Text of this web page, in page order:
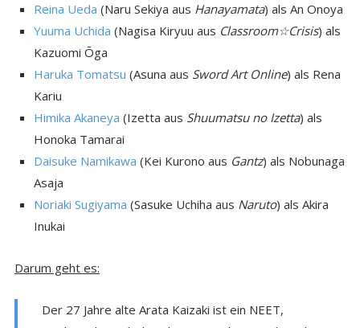
Reina Ueda (Naru Sekiya aus Hanayamata) als An Onoya
Yuuma Uchida (Nagisa Kiryuu aus Classroom☆Crisis) als
Kazuomi Ōga
Haruka Tomatsu (Asuna aus Sword Art Online) als Rena
Kariu
Himika Akaneya (Izetta aus Shuumatsu no Izetta) als
Honoka Tamarai
Daisuke Namikawa (Kei Kurono aus Gantz) als Nobunaga
Asaja
Noriaki Sugiyama (Sasuke Uchiha aus Naruto) als Akira
Inukai
Darum geht es:
Der 27 Jahre alte Arata Kaizaki ist ein NEET,